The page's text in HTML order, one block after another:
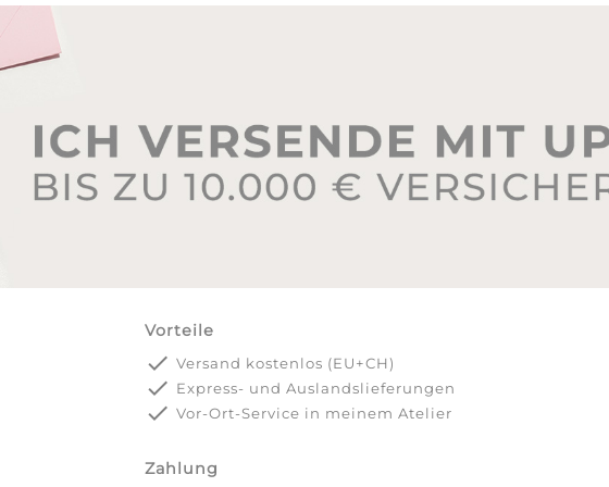
Vorteile
done Versand kostenlos (EU+CH)
done Express- und Auslandslieferungen
done Vor-Ort-Service in meinem Atelier
Zahlung